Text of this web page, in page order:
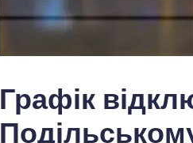
Графік